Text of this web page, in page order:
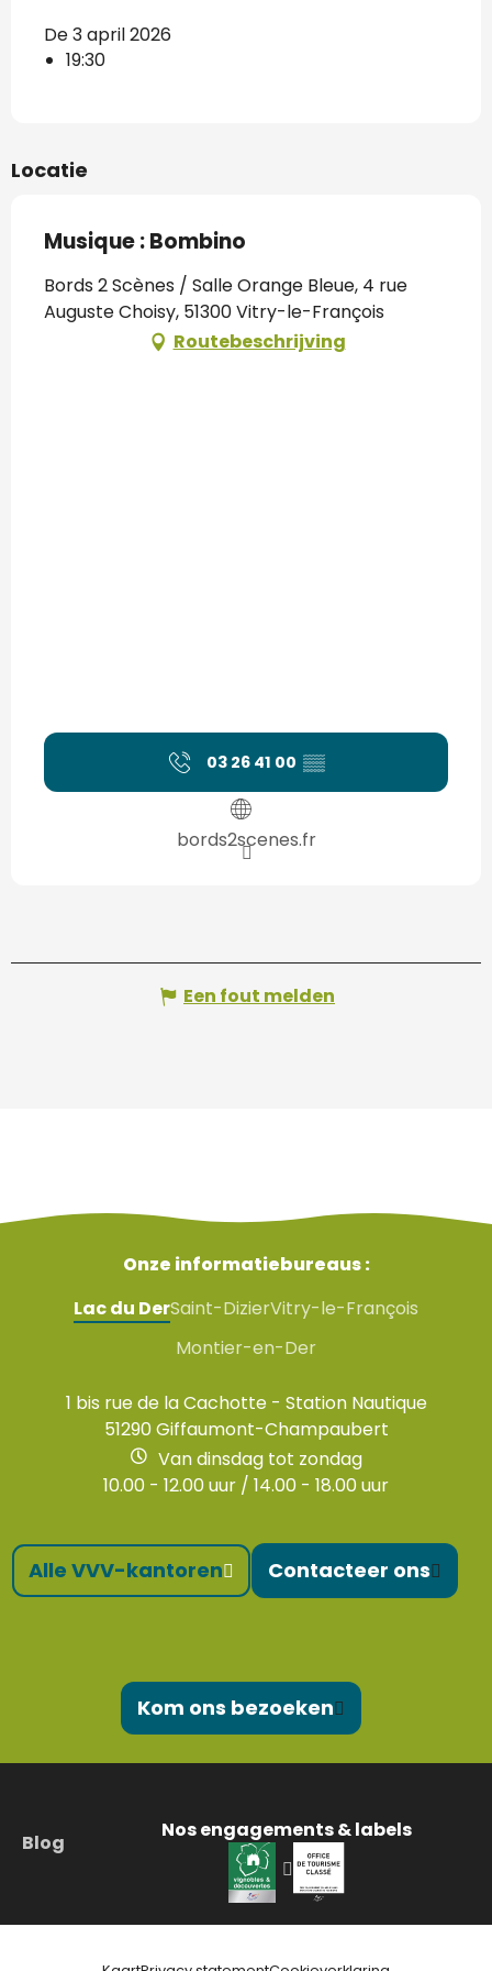
De 3 april 2026
19:30
Locatie
Musique : Bombino
Bords 2 Scènes / Salle Orange Bleue, 4 rue
Auguste Choisy, 51300 Vitry-le-François
Routebeschrijving
03 26 41 00 ▒▒
bords2scenes.fr
Een fout melden
Onze informatiebureaus :
Lac du DerSaint-DizierVitry-le-François
Montier-en-Der
1 bis rue de la Cachotte - Station Nautique
51290 Giffaumont-Champaubert
Van dinsdag tot zondag
10.00 - 12.00 uur / 14.00 - 18.00 uur
Alle VVV-kantoren Contacteer ons
Kom ons bezoeken
Blog
Nos engagements & labels